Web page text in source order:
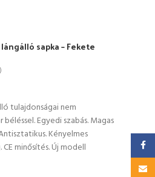
sapka – Fekete
tulajdonságai nem
Egyedi szabás. Magas
Kényelmes
minősítés. Új modell
Email